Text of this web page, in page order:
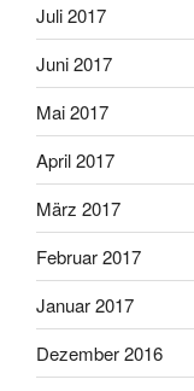
Juli 2017
Juni 2017
Mai 2017
April 2017
März 2017
Februar 2017
Januar 2017
Dezember 2016